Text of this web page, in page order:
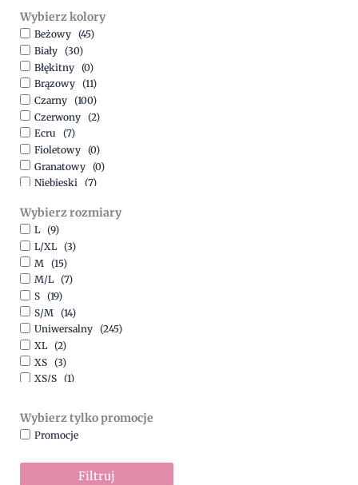
500,00zł-1500,00
Wybierz kolory
Beżowy (45)
Biały (30)
Błękitny (0)
Brązowy (11)
Czarny (100)
Czerwony (2)
Ecru
(7)
Fioletowy (0)
Granatowy (0)
Niebieski (7)
Pomarańczowy
(2)
Różowy
Srebrny
Szary
Turkusowy
Zielony
Złoty
(1)
Wybierz rozmiary
L (9)
L/XL (3)
M (15)
M/L (7)
S (19)
S/M (14)
Uniwersalny (245)
XL (2)
XS (3)
XS/S (1)
Wybierz tylko promocje
Promocje
Filtruj